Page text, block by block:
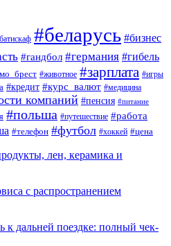
#беларусь #бизнес
#гандбол #германия #гибель
#животное #зарплата #игры
#кредит #курс_валют #медицина
компаний #пенсия #питание
#польша #путешествие #работа
#телефон #футбол #хоккей #цена
лен, керамика и
с распространением
к дальней поездке: полный чек-